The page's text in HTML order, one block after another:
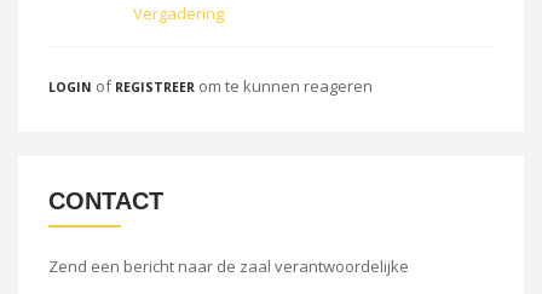
Vergadering
LOGIN of REGISTREER om te kunnen reageren
CONTACT
Zend een bericht naar de zaal verantwoordelijke